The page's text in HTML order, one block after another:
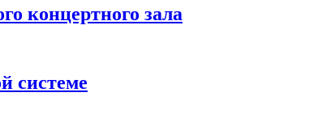
зала
системе